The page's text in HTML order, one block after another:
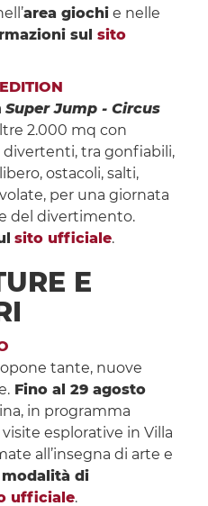
area giochie nelle
sul sito
Super Jump - Circus
2.000 mq con
tra gonfiabili,
ostacoli, salti,
per una giornata
del divertimento.
sito ufficiale.
E
tante, nuove
Fino al 29 agosto
in programma
esplorative in Villa
all’insegna di arte e
di
ufficiale.